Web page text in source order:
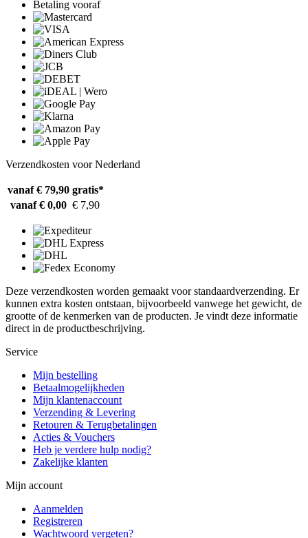
Betaling vooraf
Verzendkosten voor Nederland
vanaf € 79,90 gratis*
vanaf € 0,00 € 7,90
Deze verzendkosten worden gemaakt voor standaardverzending. Er
kunnen extra kosten ontstaan, bijvoorbeeld vanwege het gewicht, de
grootte of de kenmerken van de producten. Je vindt deze informatie
direct in de productbeschrijving.
Service
Mijn bestelling
Betaalmogelijkheden
Mijn klantenaccount
Verzending & Levering
Retouren & Terugbetalingen
Acties & Vouchers
Heb je verdere hulp nodig?
Zakelijke klanten
Mijn account
Aanmelden
Registreren
Wachtwoord vergeten?